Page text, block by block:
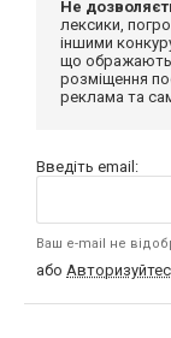
Не
лексики,
іншими
що ображають
розміщення
реклама та
Введіть email:
Ваш e-mail не
або